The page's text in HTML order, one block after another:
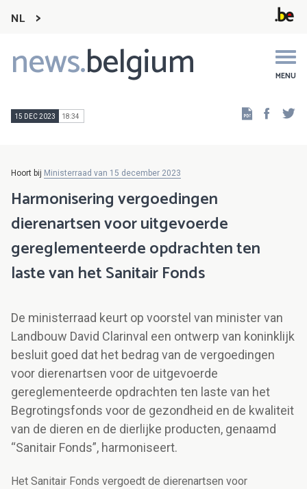
NL
news.belgium MENU
Main
navigation
15 DEC 2023 18:34
Hoort bij Ministerraad van 15 december 2023
Harmonisering vergoedingen
dierenartsen voor uitgevoerde
gereglementeerde opdrachten ten
laste van het Sanitair Fonds
De ministerraad keurt op voorstel van minister van
Landbouw David Clarinval een ontwerp van koninklijk
besluit goed dat het bedrag van de vergoedingen
voor dierenartsen voor de uitgevoerde
gereglementeerde opdrachten ten laste van het
Begrotingsfonds voor de gezondheid en de kwaliteit
van de dieren en de dierlijke producten, genaamd
“Sanitair Fonds”, harmoniseert.
Het Sanitair Fonds vergoedt de dierenartsen voor